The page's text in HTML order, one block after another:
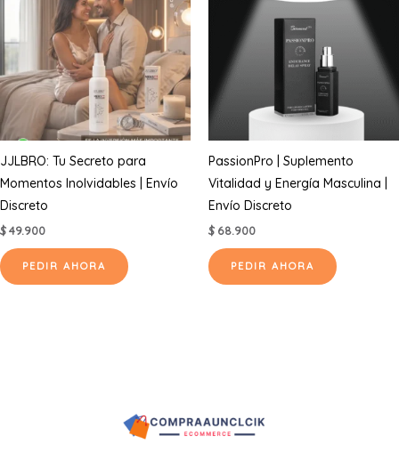
JJLBRO: Tu Secreto para
Momentos Inolvidables | Envío
Discreto
$49.900
PEDIR AHORA
PassionPro | Suplemento
Vitalidad y Energía Masculina |
Envío Discreto
$ 68.900
PEDIR AHORA